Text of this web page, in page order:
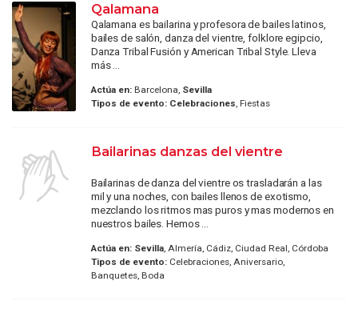
Qalamana
Qalamana es bailarina y profesora de bailes latinos,
bailes de salón, danza del vientre, folklore egipcio,
Danza Tribal Fusión y American Tribal Style. Lleva
más ...
Actúa en:Barcelona, Sevilla
Tipos de evento: Celebraciones, Fiestas
Bailarinas danzas del vientre
Bailarinas de danza del vientre os trasladarán a las
mil y una noches, con bailes llenos de exotismo,
mezclando los ritmos mas puros y mas modernos en
nuestros bailes. Hemos ...
Actúa en: Sevilla, Almería, Cádiz, Ciudad Real, Córdoba
Tipos de evento:Celebraciones, Aniversario,
Banquetes, Boda